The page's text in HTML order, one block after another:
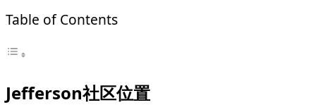
Table of Contents
Jefferson社区位置